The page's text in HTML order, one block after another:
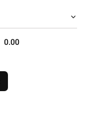
0.00